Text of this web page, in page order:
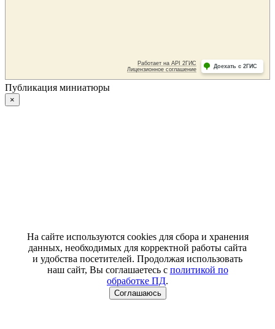
Публикация миниатюры
×
На сайте используются cookies для сбора и хранения
данных, необходимых для корректной работы сайта
и удобства посетителей. Продолжая использовать
наш сайт, Вы соглашаетесь с политикой по
обработке ПД.
Соглашаюсь